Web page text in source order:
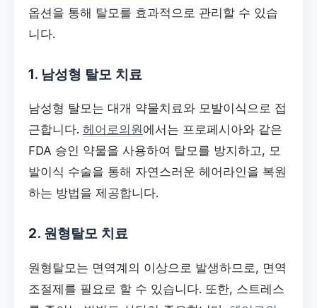
옵션을 통해 탈모를 효과적으로 관리할 수 있습
니다.
1. 남성형 탈모 치료
남성형 탈모는 대개 약물치료와 모발이식으로 접
근합니다. 헤어로의원 에서는 프로페시아와 같은
FDA 승인 약물을 사용하여 탈모를 방지하고, 모
발이식 수술을 통해 자연스러운 헤어라인을 복원
하는 방법을 제공합니다.
2. 원형탈모 치료
원형탈모는 면역계의 이상으로 발생하므로, 면역
조절제를 필요로 할 수 있습니다. 또한, 스트레스